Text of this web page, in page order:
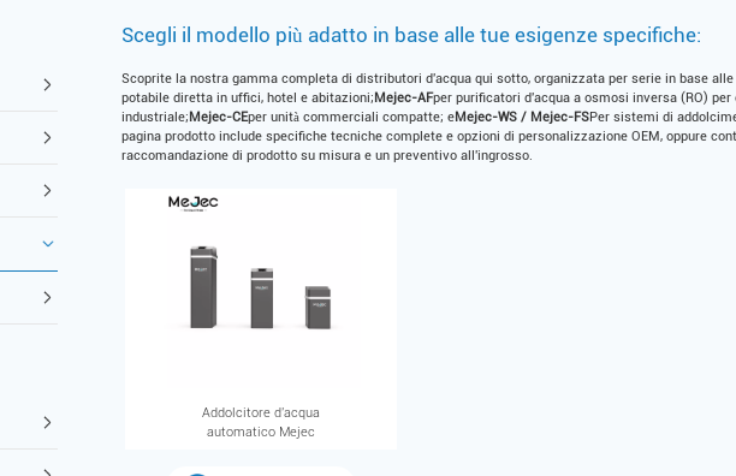
Scegli il modello più adatto in base alle tue esigenze specifiche:
Scoprite la nostra gamma completa di distributori d'acqua qui sotto, organizzata per serie in base
potabile diretta in uffici, hotel e abitazioni;Mejec-AFper purificatori d'acqua a osmosi inversa (RO)
industriale;Mejec-CEper unità commerciali compatte; eMejec-WS / Mejec-FSPer sistemi di
pagina prodotto include specifiche tecniche complete e opzioni di personalizzazione OEM, oppure
raccomandazione di prodotto su misura e un preventivo all'ingrosso.
Addolcitore d'acqua
automatico Mejec